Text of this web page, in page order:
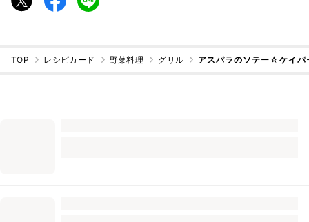
TOP レシピカード 野菜料理 グリル アスパラのソテー☆ケイパ